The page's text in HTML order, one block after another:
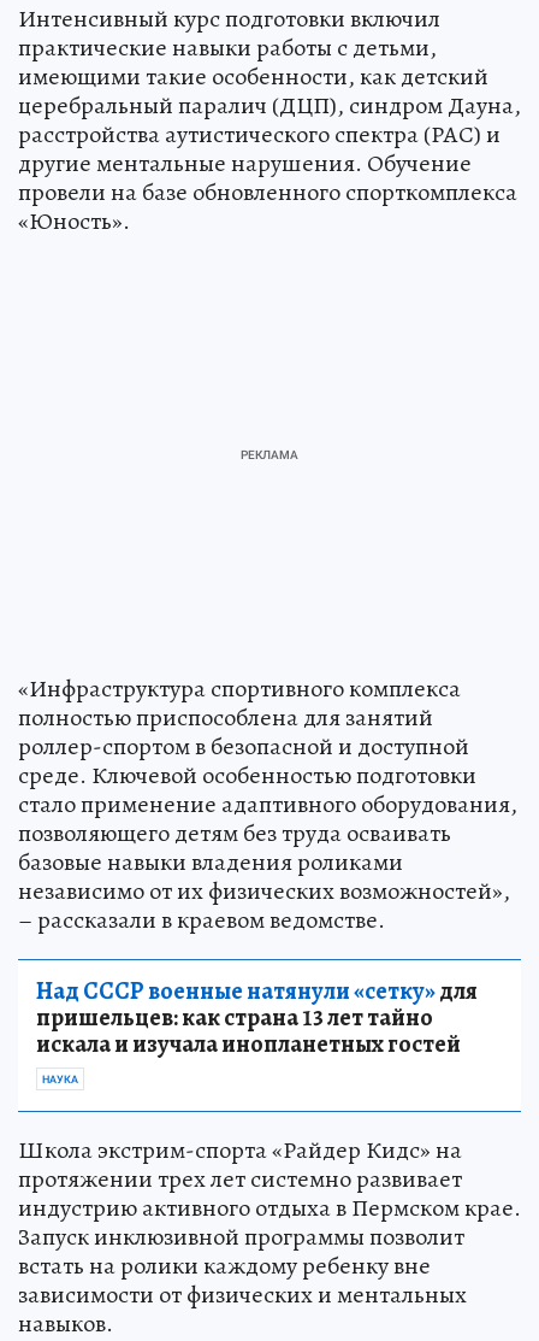
Интенсивный курс подготовки включил
практические навыки работы с детьми,
имеющими такие особенности, как детский
церебральный паралич (ДЦП), синдром Дауна,
расстройства аутистического спектра (РАС) и
другие ментальные нарушения. Обучение
провели на базе обновленного спорткомплекса
«Юность».
«Инфраструктура спортивного комплекса
полностью приспособлена для занятий
роллер-спортом в безопасной и доступной
среде. Ключевой особенностью подготовки
стало применение адаптивного оборудования,
позволяющего детям без труда осваивать
базовые навыки владения роликами
независимо от их физических возможностей»,
– рассказали в краевом ведомстве.
Над СССР военные натянули «сетку»для
пришельцев: как страна 13 лет тайно
искала и изучала инопланетных гостей
НАУКА
Школа экстрим-спорта «Райдер Кидс» на
протяжении трех лет системно развивает
индустрию активного отдыха в Пермском крае.
Запуск инклюзивной программы позволит
встать на ролики каждому ребенку вне
зависимости от физических и ментальных
навыков.